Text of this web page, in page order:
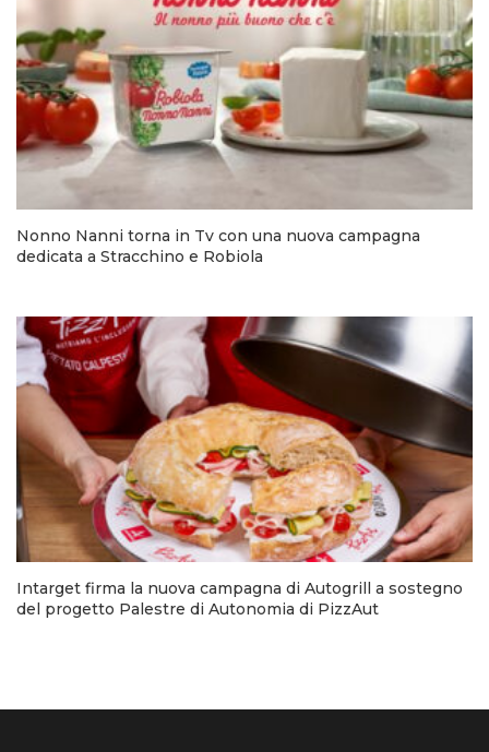
Nonno Nanni torna in Tv con una nuova campagna
dedicata a Stracchino e Robiola
Intarget firma la nuova campagna di Autogrill a sostegno
del progetto Palestre di Autonomia di PizzAut